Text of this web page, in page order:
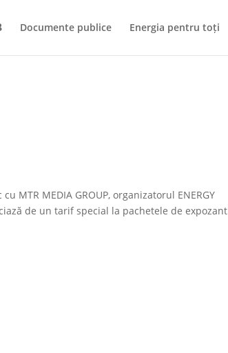
Documente publice Energia pentru toți
MEDIA GROUP, organizatorul ENERGY
de un tarif special la pachetele de expozant